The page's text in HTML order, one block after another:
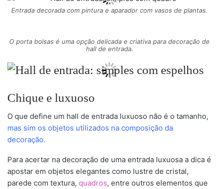
Entrada decorada com pintura e aparador com vasos de plantas.
O porta bolsas é uma opção delicada e criativa para decoração de
hall de entrada.
Chique e luxuoso
O que define um hall de entrada luxuoso não é o tamanho,
mas sim os objetos utilizados na composição da
decoração.
Para acertar na decoração de uma entrada luxuosa a dica é
apostar em objetos elegantes como lustre de cristal,
parede com textura, quadros, entre outros elementos que